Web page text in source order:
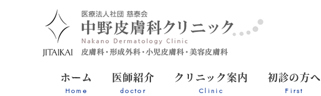
ホーム
Home
医師紹介
doctor
クリニック案内
Clinic
初診の方へ
First